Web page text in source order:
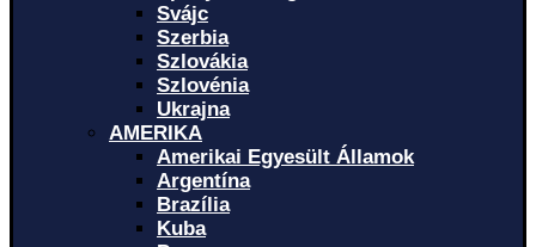
Svájc
Szerbia
Szlovákia
Szlovénia
Ukrajna
AMERIKA
Amerikai Egyesült Államok
Argentína
Brazília
Kuba